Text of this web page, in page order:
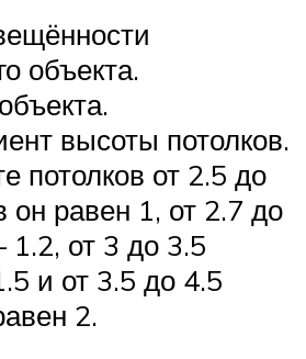
объекта.
высоты потолков.
потолков от 2.5 до
он равен 1, от 2.7 до
1.2, от 3 до 3.5
и от 3.5 до 4.5
2.